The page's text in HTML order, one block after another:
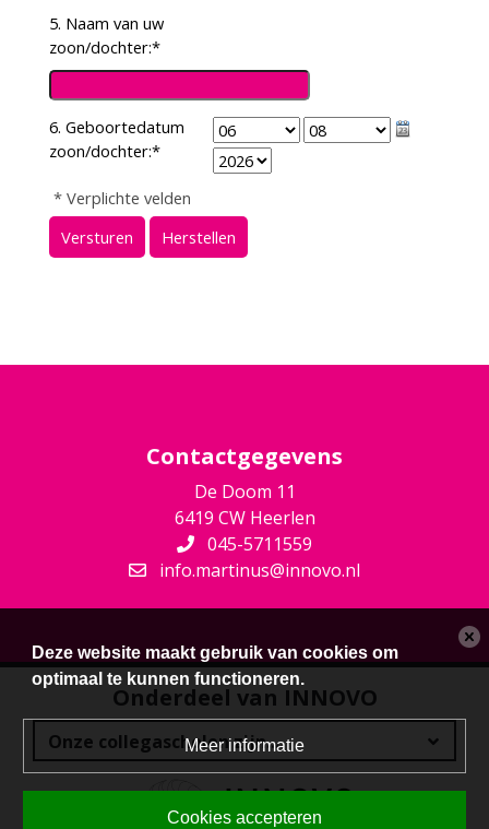
5. Naam van uw
zoon/dochter:*
6. Geboortedatum
zoon/dochter:*
* Verplichte velden
Versturen
Herstellen
Contactgegevens
De Doom 11
6419 CW Heerlen
045-5711559
info.martinus@innovo.nl
Onderdeel van INNOVO
Deze website maakt gebruik van cookies om
optimaal te kunnen functioneren.
Meer informatie
Cookies accepteren